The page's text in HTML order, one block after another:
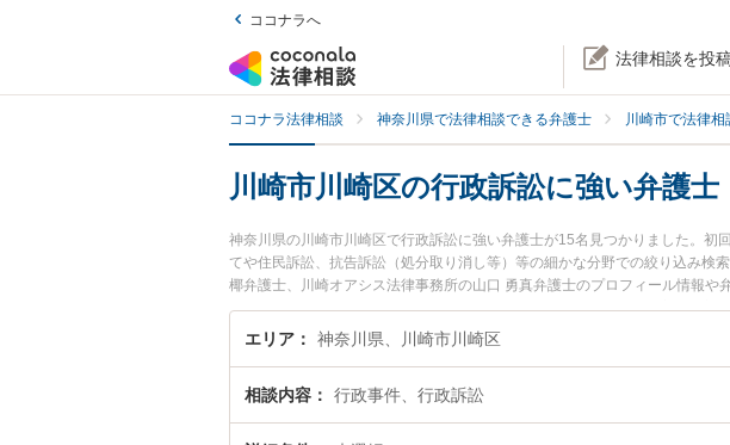
ココナラへ
法律相談を投
ココナラ法律相談 神奈川県で法律相談できる弁護士 川崎市で法律
川崎市川崎区の行政訴訟に強い弁護士
神奈川県の川崎市川崎区で行政訴訟に強い弁護士が15名見つかりました。
てや住民訴訟、抗告訴訟（処分取り消し等）等の細かな分野での絞り込み検
椰弁護士、川崎オアシス法律事務所の山口 勇真弁護士のプロフィール情報
ブルを今すぐに弁護士に相談したい』『行政訴訟のトラブル解決の実績豊
相談予約したい』などでお困りの相談者さんにおすすめです。
エリア 神奈川県、川崎市川崎区
相談内容 行政事件、行政訴訟